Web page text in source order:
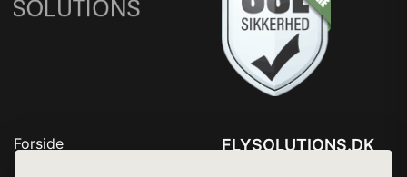
Forside
FLYSOLUTIONS.DK